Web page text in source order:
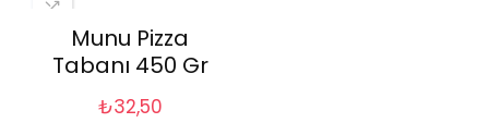
Munu Pizza
Tabanı 450 Gr
₺32,50